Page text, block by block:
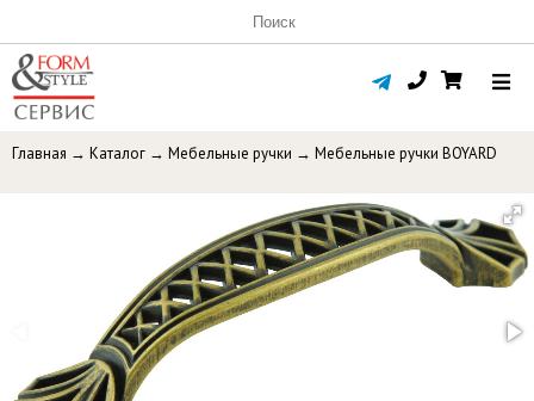
Главная → Каталог → Мебельные ручки → Мебельные ручки BOYARD